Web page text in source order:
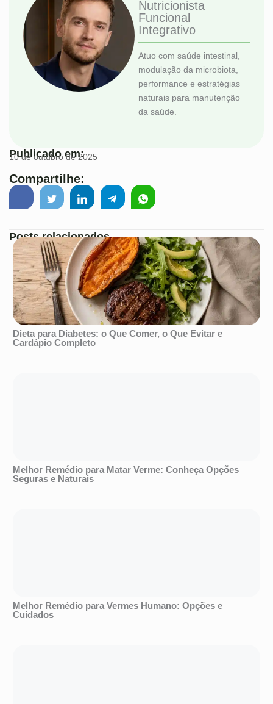
Nutricionista
Funcional
Integrativo
Atuo com saúde intestinal,
modulação da microbiota,
performance e estratégias
naturais para manutenção
da saúde.
Publicado em:
10 de outubro de 2025
Compartilhe:
Posts relacionados
Dieta para Diabetes: o Que Comer, o Que Evitar e
Cardápio Completo
Melhor Remédio para Matar Verme: Conheça Opções
Seguras e Naturais
Melhor Remédio para Vermes Humano: Opções e
Cuidados